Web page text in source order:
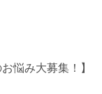
悩み大募集！】